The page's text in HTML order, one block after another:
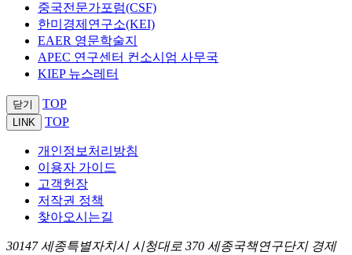
중국전문가포럼(CSF)
한미경제연구소(KEI)
EAER 영문학술지
APEC 연구센터 컨소시엄 사무국
KIEP 뉴스레터
닫기 TOP
LINK TOP
개인정보처리방침
이용자 가이드
고객헌장
저작권 정책
찾아오시는길
30147 세종특별자치시 시청대로 370 세종국책연구단지 경제